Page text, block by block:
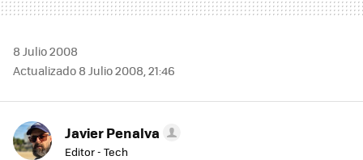
8 Julio 2008
Actualizado 8 Julio 2008, 21:46
Javier Penalva
Editor - Tech